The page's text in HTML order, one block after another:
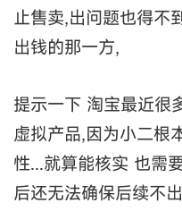
止售卖,出问题也得不
出钱的那一方,
提示一下 淘宝最近很
虚拟产品,因为小二根
性...就算能核实 也需
后还无法确保后续不